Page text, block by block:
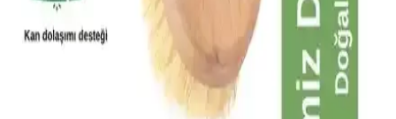
Delux Hair Derma Roller Sistemleri ile Saç ve Cilt
Bakımında Yenilikçi Çözüm
Delux Hair Derma Roller sistemleri, hücre yenilenmesini teşvik
ederek saç ve cilt bakımında güvenilir ve çok yönlü bir çözüm sunar.
CE ve RoHS belgeleriyle kalite ve güvenlik sağlar.